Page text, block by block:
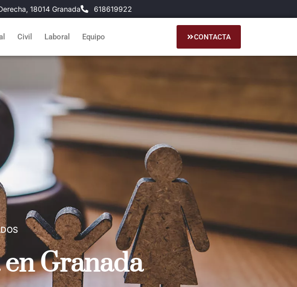
18014 Granada 618619922
Civil Laboral Equipo CONTACTA
Granada